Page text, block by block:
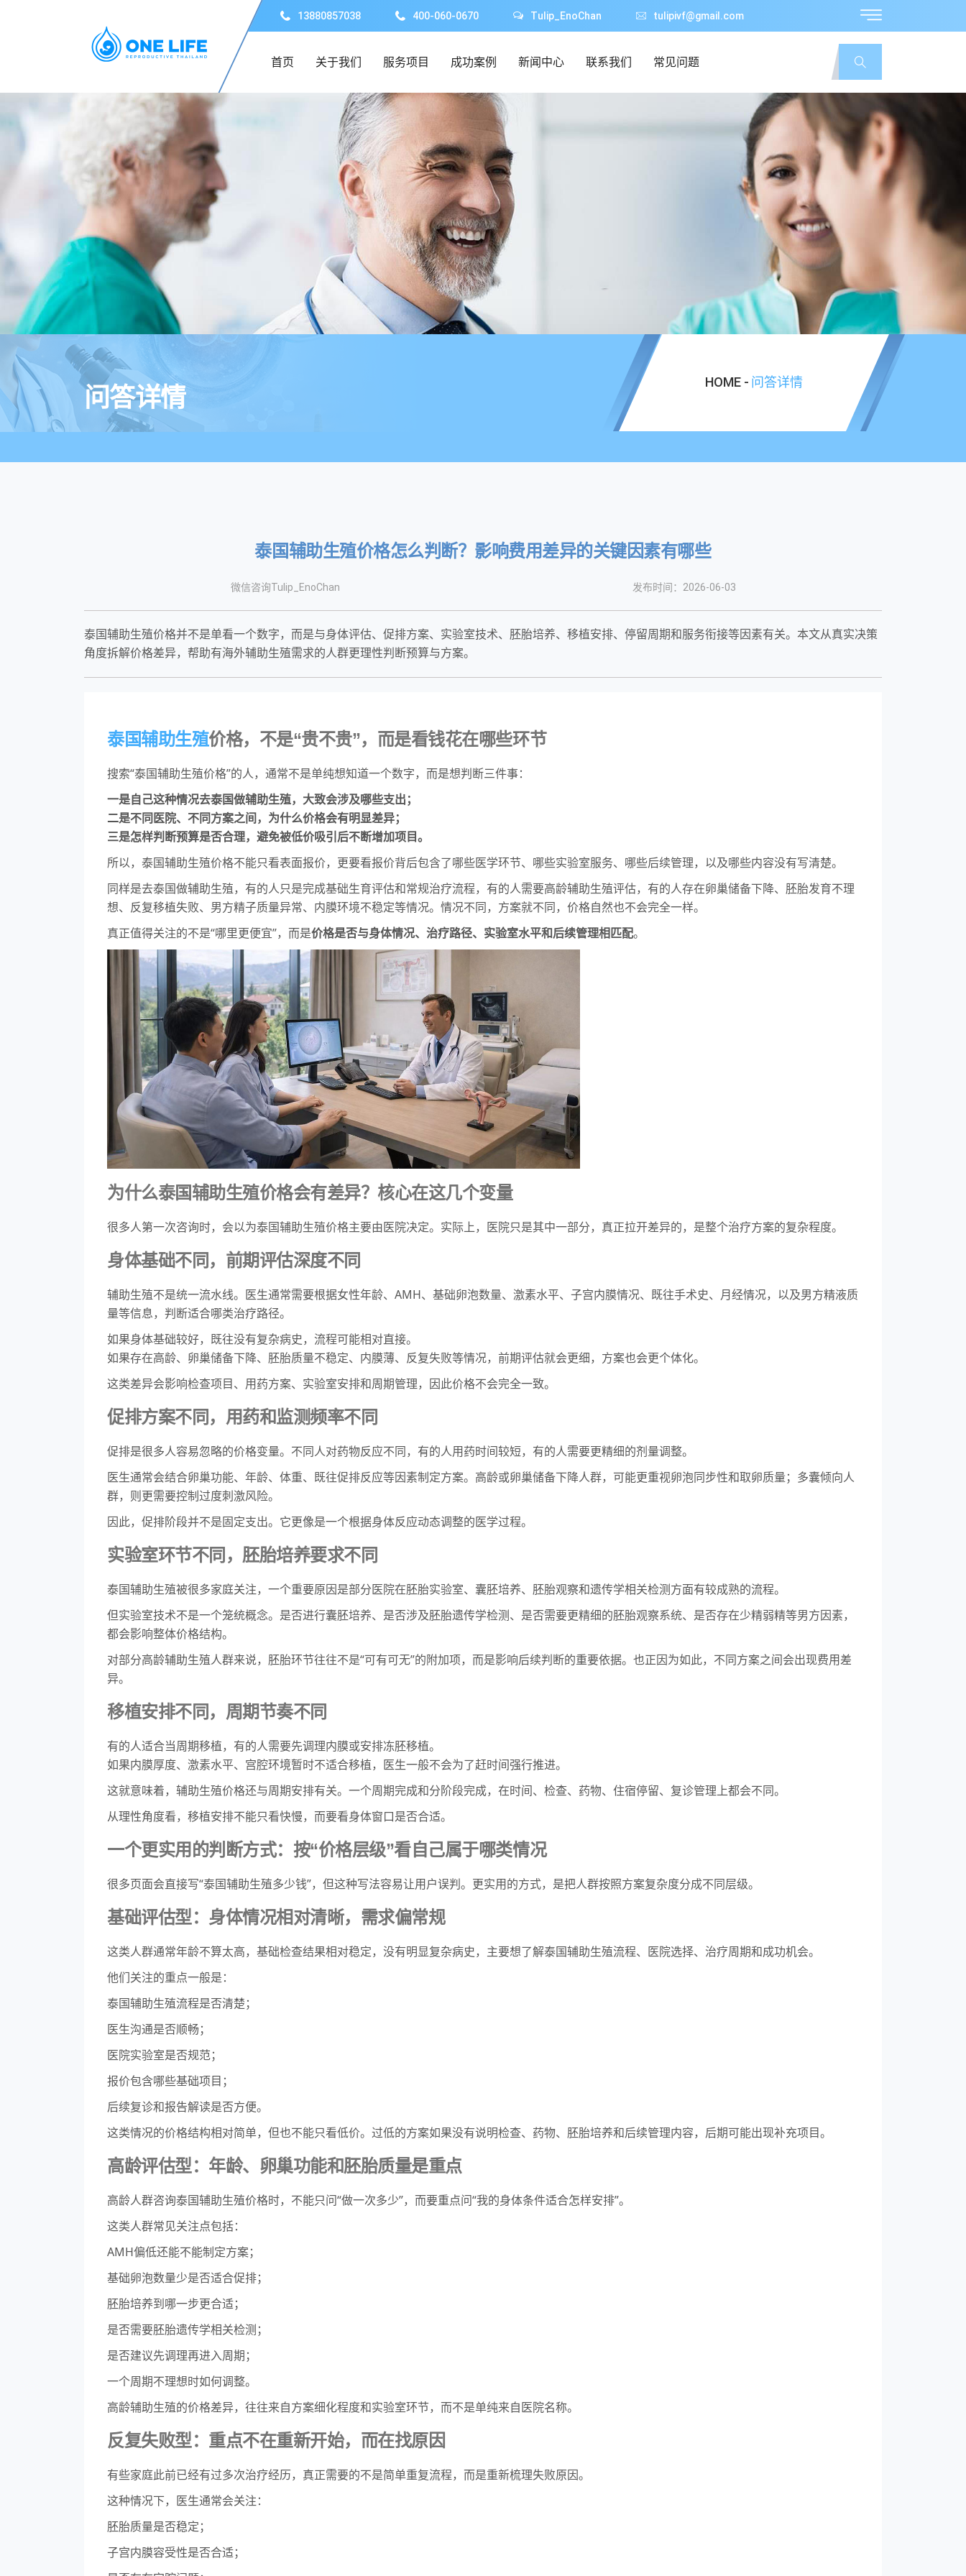
13880857038 400-060-0670 Tulip_EnoChan tulipivf@gmail.com
首页 关于我们 服务项目 成功案例 新闻中心 联系我们 常见问题
问答详情
HOME - 问答详情
泰国辅助生殖价格怎么判断？影响费用差异的关键因素有哪些
微信咨询Tulip_EnoChan 发布时间：2026-06-03
泰国辅助生殖价格并不是单看一个数字，而是与身体评估、促排方案、实验室技术、胚胎培养、移植安排、停留周期和服务衔接等因素有关。本文从真实决策
角度拆解价格差异，帮助有海外辅助生殖需求的人群更理性判断预算与方案。
泰国辅助生殖价格，不是“贵不贵”，而是看钱花在哪些环节
搜索“泰国辅助生殖价格”的人，通常不是单纯想知道一个数字，而是想判断三件事：
一是自己这种情况去泰国做辅助生殖，大致会涉及哪些支出；
二是不同医院、不同方案之间，为什么价格会有明显差异；
三是怎样判断预算是否合理，避免被低价吸引后不断增加项目。
所以，泰国辅助生殖价格不能只看表面报价，更要看报价背后包含了哪些医学环节、哪些实验室服务、哪些后续管理，以及哪些内容没有写清楚。
同样是去泰国做辅助生殖，有的人只是完成基础生育评估和常规治疗流程，有的人需要高龄辅助生殖评估，有的人存在卵巢储备下降、胚胎发育不理
想、反复移植失败、男方精子质量异常、内膜环境不稳定等情况。情况不同，方案就不同，价格自然也不会完全一样。
真正值得关注的不是“哪里更便宜”，而是价格是否与身体情况、治疗路径、实验室水平和后续管理相匹配。
为什么泰国辅助生殖价格会有差异？核心在这几个变量
很多人第一次咨询时，会以为泰国辅助生殖价格主要由医院决定。实际上，医院只是其中一部分，真正拉开差异的，是整个治疗方案的复杂程度。
身体基础不同，前期评估深度不同
辅助生殖不是统一流水线。医生通常需要根据女性年龄、AMH、基础卵泡数量、激素水平、子宫内膜情况、既往手术史、月经情况，以及男方精液质
量等信息，判断适合哪类治疗路径。
如果身体基础较好，既往没有复杂病史，流程可能相对直接。
如果存在高龄、卵巢储备下降、胚胎质量不稳定、内膜薄、反复失败等情况，前期评估就会更细，方案也会更个体化。
这类差异会影响检查项目、用药方案、实验室安排和周期管理，因此价格不会完全一致。
促排方案不同，用药和监测频率不同
促排是很多人容易忽略的价格变量。不同人对药物反应不同，有的人用药时间较短，有的人需要更精细的剂量调整。
医生通常会结合卵巢功能、年龄、体重、既往促排反应等因素制定方案。高龄或卵巢储备下降人群，可能更重视卵泡同步性和取卵质量；多囊倾向人
群，则更需要控制过度刺激风险。
因此，促排阶段并不是固定支出。它更像是一个根据身体反应动态调整的医学过程。
实验室环节不同，胚胎培养要求不同
泰国辅助生殖被很多家庭关注，一个重要原因是部分医院在胚胎实验室、囊胚培养、胚胎观察和遗传学相关检测方面有较成熟的流程。
但实验室技术不是一个笼统概念。是否进行囊胚培养、是否涉及胚胎遗传学检测、是否需要更精细的胚胎观察系统、是否存在少精弱精等男方因素，
都会影响整体价格结构。
对部分高龄辅助生殖人群来说，胚胎环节往往不是“可有可无”的附加项，而是影响后续判断的重要依据。也正因为如此，不同方案之间会出现费用差
异。
移植安排不同，周期节奏不同
有的人适合当周期移植，有的人需要先调理内膜或安排冻胚移植。
如果内膜厚度、激素水平、宫腔环境暂时不适合移植，医生一般不会为了赶时间强行推进。
这就意味着，辅助生殖价格还与周期安排有关。一个周期完成和分阶段完成，在时间、检查、药物、住宿停留、复诊管理上都会不同。
从理性角度看，移植安排不能只看快慢，而要看身体窗口是否合适。
一个更实用的判断方式：按“价格层级”看自己属于哪类情况
很多页面会直接写“泰国辅助生殖多少钱”，但这种写法容易让用户误判。更实用的方式，是把人群按照方案复杂度分成不同层级。
基础评估型：身体情况相对清晰，需求偏常规
这类人群通常年龄不算太高，基础检查结果相对稳定，没有明显复杂病史，主要想了解泰国辅助生殖流程、医院选择、治疗周期和成功机会。
他们关注的重点一般是：
泰国辅助生殖流程是否清楚；
医生沟通是否顺畅；
医院实验室是否规范；
报价包含哪些基础项目；
后续复诊和报告解读是否方便。
这类情况的价格结构相对简单，但也不能只看低价。过低的方案如果没有说明检查、药物、胚胎培养和后续管理内容，后期可能出现补充项目。
高龄评估型：年龄、卵巢功能和胚胎质量是重点
高龄人群咨询泰国辅助生殖价格时，不能只问“做一次多少”，而要重点问“我的身体条件适合怎样安排”。
这类人群常见关注点包括：
AMH偏低还能不能制定方案；
基础卵泡数量少是否适合促排；
胚胎培养到哪一步更合适；
是否需要胚胎遗传学相关检测；
是否建议先调理再进入周期；
一个周期不理想时如何调整。
高龄辅助生殖的价格差异，往往来自方案细化程度和实验室环节，而不是单纯来自医院名称。
反复失败型：重点不在重新开始，而在找原因
有些家庭此前已经有过多次治疗经历，真正需要的不是简单重复流程，而是重新梳理失败原因。
这种情况下，医生通常会关注：
胚胎质量是否稳定；
子宫内膜容受性是否合适；